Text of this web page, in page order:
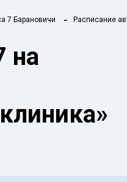
7 Барановичи Расписание
на